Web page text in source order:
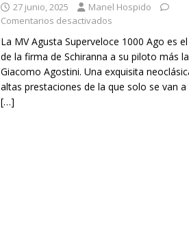
27 junio, 2025
Manel Hospido
Comentarios desactivados
La MV Agusta Superveloce 1000 Ago es
de la firma de Schiranna a su piloto más
Giacomo Agostini. Una exquisita
altas prestaciones de la que solo se van
[…]